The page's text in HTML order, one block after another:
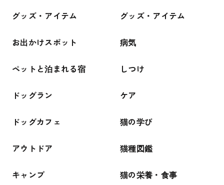
グッズ・アイテム
お出かけスポット
ペットと泊まれる宿
ドッグラン
ドッグカフェ
アウトドア
キャンプ
グッズ・アイテム
病気
しつけ
ケア
猫の学び
猫種図鑑
猫の栄養・食事